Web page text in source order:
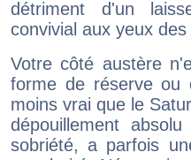
détriment d'un
convivial aux yeux
Votre côté austère
forme de réserve
moins vrai que le
dépouillement
sobriété, a parfois